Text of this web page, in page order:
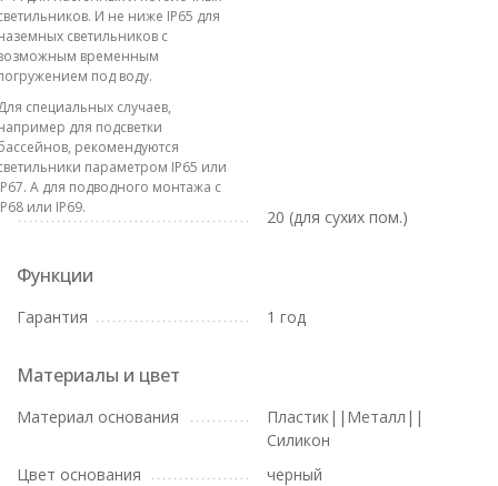
И не ниже IP65 для
светильников с
временным
под воду.
специальных случаев,
для подсветки
рекомендуются
параметром IP65 или
А для подводного монтажа с
или IP69.
20 (для сухих пом.)
Функции
Гарантия 1 год
Материалы и цвет
Материал основания
Пластик||Металл||
Силикон
Цвет основания
черный